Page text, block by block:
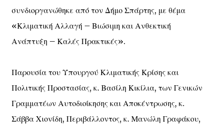
συνδιοργανώθηκε από τον Δήμο Σπάρτης, με θέμα
«Κλιματική Αλλαγή – Βιώσιμη και Ανθεκτική
Ανάπτυξη – Καλές Πρακτικές».
Παρουσία του Υπουργού Κλιματικής Κρίσης και
Πολιτικής Προστασίας, κ. Βασίλη Κικίλια, των Γενικών
Γραμματέων Αυτοδιοίκησης και Αποκέντρωσης, κ.
Σάββα Χιονίδη, Περιβάλλοντος, κ. Μανώλη Γραφάκου,